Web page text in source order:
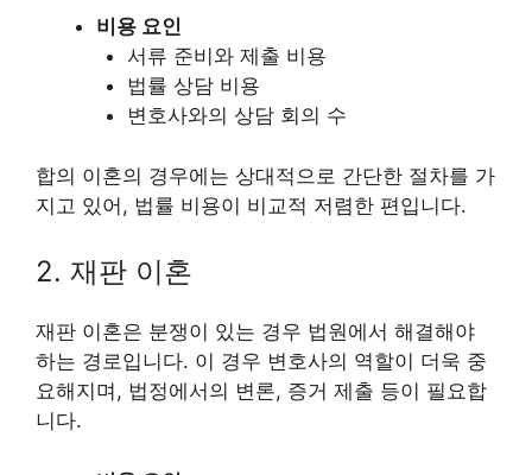
비용 요인
서류 준비와 제출 비용
법률 상담 비용
변호사와의 상담 회의 수
합의 이혼의 경우에는 상대적으로 간단한 절차를 가
지고 있어, 법률 비용이 비교적 저렴한 편입니다.
2. 재판 이혼
재판 이혼은 분쟁이 있는 경우 법원에서 해결해야
하는 경로입니다. 이 경우 변호사의 역할이 더욱 중
요해지며, 법정에서의 변론, 증거 제출 등이 필요합
니다.